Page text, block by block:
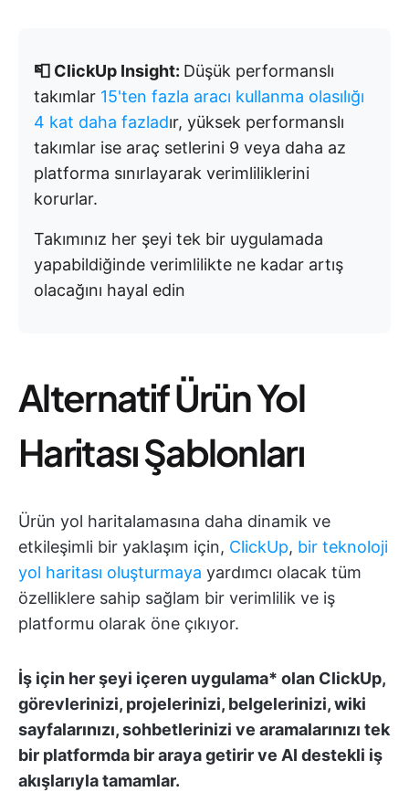
📮 ClickUp Insight: Düşük performanslı
takımlar 15'ten fazla aracı kullanma olasılığı
4 kat daha fazladır, yüksek performanslı
takımlar ise araç setlerini 9 veya daha az
platforma sınırlayarak verimliliklerini
korurlar.
Takımınız her şeyi tek bir uygulamada
yapabildiğinde verimlilikte ne kadar artış
olacağını hayal edin
Alternatif Ürün Yol
Haritası Şablonları
Ürün yol haritalamasına daha dinamik ve
etkileşimli bir yaklaşım için, ClickUp, bir teknoloji
yol haritası oluşturmaya yardımcı olacak tüm
özelliklere sahip sağlam bir verimlilik ve iş
platformu olarak öne çıkıyor.
İş için her şeyi içeren uygulama* olan ClickUp,
görevlerinizi, projelerinizi, belgelerinizi, wiki
sayfalarınızı, sohbetlerinizi ve aramalarınızı tek
bir platformda bir araya getirir ve AI destekli iş
akışlarıyla tamamlar.